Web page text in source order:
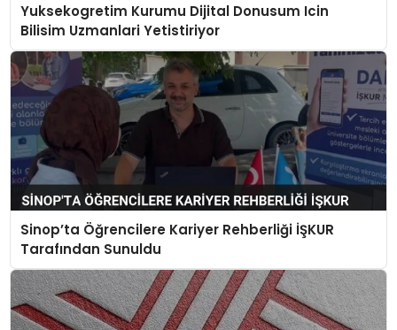
Yuksekogretim Kurumu Dijital Donusum Icin
Bilisim Uzmanlari Yetistiriyor
Sinop’ta Öğrencilere Kariyer Rehberliği İŞKUR
Tarafından Sunuldu